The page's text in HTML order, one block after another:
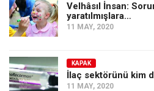
Velhâsıl İnsan:
yaratılmışlara…
11 MAY, 2020
KAPAK
İlaç sektörünü kim
11 MAY, 2020